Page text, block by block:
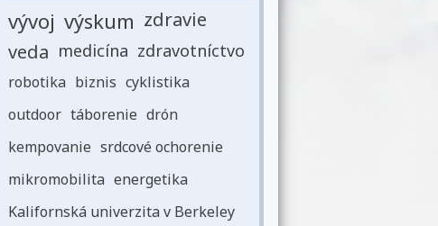
vývoj výskum zdravie
veda medicína zdravotníctvo
robotika biznis cyklistika
outdoor táborenie drón
kempovanie srdcové ochorenie
mikromobilita energetika
Kalifornská univerzita v Berkeley